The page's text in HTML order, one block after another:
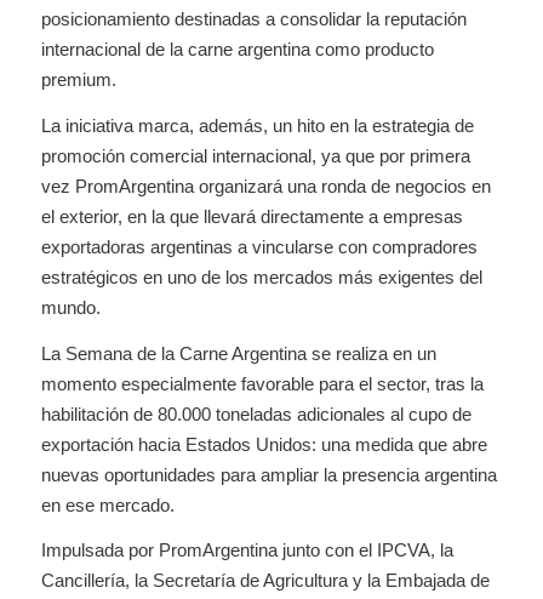
posicionamiento destinadas a consolidar la reputación
internacional de la carne argentina como producto
premium.
La iniciativa marca, además, un hito en la estrategia de
promoción comercial internacional, ya que por primera
vez PromArgentina organizará una ronda de negocios en
el exterior, en la que llevará directamente a empresas
exportadoras argentinas a vincularse con compradores
estratégicos en uno de los mercados más exigentes del
mundo.
La Semana de la Carne Argentina se realiza en un
momento especialmente favorable para el sector, tras la
habilitación de 80.000 toneladas adicionales al cupo de
exportación hacia Estados Unidos: una medida que abre
nuevas oportunidades para ampliar la presencia argentina
en ese mercado.
Impulsada por PromArgentina junto con el IPCVA, la
Cancillería, la Secretaría de Agricultura y la Embajada de